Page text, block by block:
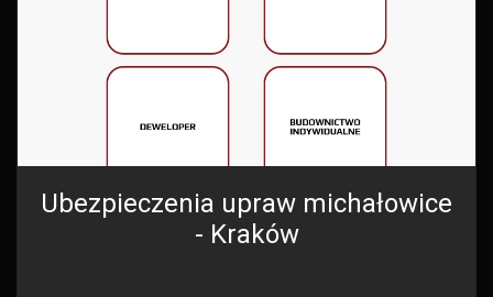
Ubezpieczenia upraw michałowice
- Kraków